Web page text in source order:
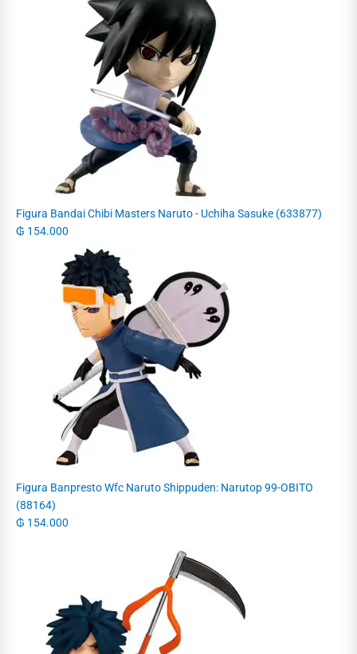
Figura Bandai Chibi Masters Naruto - Uchiha Sasuke (633877)
₲ 154.000
Figura Banpresto Wfc Naruto Shippuden: Narutop 99-OBITO
(88164)
₲ 154.000